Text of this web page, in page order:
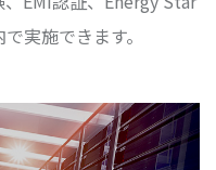
実施できます。